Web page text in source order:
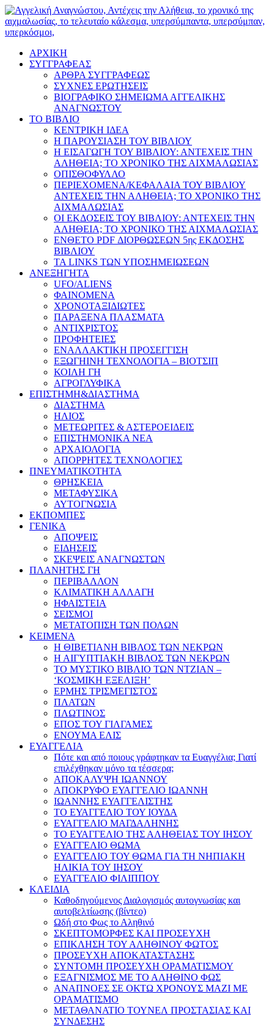
ΑΡΧΙΚΗ
ΣΥΓΓΡΑΦΕΑΣ
ΑΡΘΡΑ ΣΥΓΓΡΑΦΕΩΣ
ΣΥΧΝΕΣ ΕΡΩΤΗΣΕΙΣ
ΒΙΟΓΡΑΦΙΚΟ ΣΗΜΕΙΩΜΑ ΑΓΓΕΛΙΚΗΣ
ΑΝΑΓΝΩΣΤΟΥ
ΤΟ ΒΙΒΛΙΟ
ΚΕΝΤΡΙΚΗ ΙΔΕΑ
Η ΠΑΡΟΥΣΙΑΣΗ ΤΟΥ ΒΙΒΛΙΟΥ
Η ΕΙΣΑΓΩΓΗ ΤΟΥ ΒΙΒΛΙΟΥ: ΑΝΤΕΧΕΙΣ ΤΗΝ
ΑΛΗΘΕΙΑ; ΤΟ ΧΡΟΝΙΚΟ ΤΗΣ ΑΙΧΜΑΛΩΣΙΑΣ
ΟΠΙΣΘΟΦΥΛΛΟ
ΠΕΡΙΕΧΟΜΕΝΑ/ΚΕΦΑΛΑΙΑ ΤΟΥ ΒΙΒΛΙΟΥ
ΑΝΤΕΧΕΙΣ ΤΗΝ ΑΛΗΘΕΙΑ; ΤΟ ΧΡΟΝΙΚΟ ΤΗΣ
ΑΙΧΜΑΛΩΣΙΑΣ
ΟΙ ΕΚΔΟΣΕΙΣ ΤΟΥ ΒΙΒΛΙΟΥ: ΑΝΤΕΧΕΙΣ ΤΗΝ
ΑΛΗΘΕΙΑ; ΤΟ ΧΡΟΝΙΚΟ ΤΗΣ ΑΙΧΜΑΛΩΣΙΑΣ
ΕΝΘΕΤΟ PDF ΔΙΟΡΘΩΣΕΩΝ 5ης ΕΚΔΟΣΗΣ
ΒΙΒΛΙΟΥ
ΤΑ LINKS ΤΩΝ ΥΠΟΣΗΜΕΙΩΣΕΩΝ
ΑΝΕΞΗΓΗΤΑ
UFO/ALIENS
ΦΑΙΝΟΜΕΝΑ
ΧΡΟΝΟΤΑΞΙΔΙΩΤΕΣ
ΠΑΡΑΞΕΝΑ ΠΛΑΣΜΑΤΑ
ΑΝΤΙΧΡΙΣΤΟΣ
ΠΡΟΦΗΤΕΙΕΣ
ΕΝΑΛΛΑΚΤΙΚΗ ΠΡΟΣΕΓΓΙΣΗ
ΕΞΩΓΗΙΝΗ ΤΕΧΝΟΛΟΓΙΑ – ΒΙΟΤΣΙΠ
ΚΟΙΛΗ ΓΗ
ΑΓΡΟΓΛΥΦΙΚΑ
ΕΠΙΣΤΗΜΗ&ΔΙΑΣΤΗΜΑ
ΔΙΑΣΤΗΜΑ
ΗΛΙΟΣ
ΜΕΤΕΩΡΙΤΕΣ & ΑΣΤΕΡΟΕΙΔΕΙΣ
ΕΠΙΣΤΗΜΟΝΙΚΑ ΝΕΑ
ΑΡΧΑΙΟΛΟΓΙΑ
ΑΠΟΡΡΗΤΕΣ ΤΕΧΝΟΛΟΓΙΕΣ
ΠΝΕΥΜΑΤΙΚΟΤΗΤΑ
ΘΡΗΣΚΕΙΑ
ΜΕΤΑΦΥΣΙΚΑ
ΑΥΤΟΓΝΩΣΙΑ
ΕΚΠΟΜΠΕΣ
ΓΕΝΙΚΑ
ΑΠΟΨΕΙΣ
ΕΙΔΗΣΕΙΣ
ΣΚΕΨΕΙΣ ΑΝΑΓΝΩΣΤΩΝ
ΠΛΑΝΗΤΗΣ ΓΗ
ΠΕΡΙΒΑΛΛΟΝ
ΚΛΙΜΑΤΙΚΗ ΑΛΛΑΓΗ
ΗΦΑΙΣΤΕΙΑ
ΣΕΙΣΜΟΙ
ΜΕΤΑΤΟΠΙΣΗ ΤΩΝ ΠΟΛΩΝ
ΚΕΙΜΕΝΑ
Η ΘΙΒΕΤΙΑΝΗ ΒΙΒΛΟΣ ΤΩΝ ΝΕΚΡΩΝ
Η ΑΙΓΥΠΤΙΑΚΗ ΒΙΒΛΟΣ ΤΩΝ ΝΕΚΡΩΝ
ΤΟ ΜΥΣΤΙΚΟ ΒΙΒΛΙΟ ΤΩΝ ΝΤΖΙΑΝ –
‘ΚΟΣΜΙΚΗ ΕΞΕΛΙΞΗ’
ΕΡΜΗΣ ΤΡΙΣΜΕΓΙΣΤΟΣ
ΠΛΑΤΩΝ
ΠΛΩΤΙΝΟΣ
ΕΠΟΣ ΤΟΥ ΓΙΛΓΑΜΕΣ
ΕΝΟΥΜΑ ΕΛΙΣ
ΕΥΑΓΓΕΛΙΑ
Πότε και από ποιους γράφτηκαν τα Ευαγγέλια; Γιατί
επιλέχθηκαν μόνο τα τέσσερα;
ΑΠΟΚΑΛΥΨΗ ΙΩΑΝΝΟΥ
ΑΠΟΚΡΥΦΟ ΕΥΑΓΓΕΛΙΟ ΙΩΑΝΝΗ
ΙΩΑΝΝΗΣ ΕΥΑΓΓΕΛΙΣΤΗΣ
ΤΟ ΕΥΑΓΓΕΛΙΟ ΤΟΥ ΙΟΥΔΑ
ΕΥΑΓΓΕΛΙΟ ΜΑΓΔΑΛΗΝΗΣ
ΤΟ ΕΥΑΓΓΕΛΙΟ ΤΗΣ ΑΛΗΘΕΙΑΣ ΤΟΥ ΙΗΣΟΥ
ΕΥΑΓΓΕΛΙΟ ΘΩΜΑ
ΕΥΑΓΓΕΛΙΟ ΤΟΥ ΘΩΜΑ ΓΙΑ ΤΗ ΝΗΠΙΑΚΗ
ΗΛΙΚΙΑ ΤΟΥ ΙΗΣΟΥ
ΕΥΑΓΓΕΛΙΟ ΦΙΛΙΠΠΟΥ
ΚΛΕΙΔΙΑ
Καθοδηγούμενος Διαλογισμός αυτογνωσίας και
αυτοβελτίωσης (βίντεο)
Ωδή στο Φως το Αληθινό
ΣΚΕΠΤΟΜΟΡΦΕΣ ΚΑΙ ΠΡΟΣΕΥΧΗ
ΕΠΙΚΛΗΣΗ ΤΟΥ ΑΛΗΘΙΝΟΥ ΦΩΤΟΣ
ΠΡΟΣΕΥΧΗ ΑΠΟΚΑΤΑΣΤΑΣΗΣ
ΣΥΝΤΟΜΗ ΠΡΟΣΕΥΧΗ ΟΡΑΜΑΤΙΣΜΟΥ
ΕΞΑΓΝΙΣΜΟΣ ΜΕ ΤΟ ΑΛΗΘΙΝΟ ΦΩΣ
ΑΝΑΠΝΟΕΣ ΣΕ ΟΚΤΩ ΧΡΟΝΟΥΣ ΜΑΖΙ ΜΕ
ΟΡΑΜΑΤΙΣΜΟ
ΜΕΤΑΘΑΝΑΤΙΟ ΤΟΥΝΕΛ ΠΡΟΣΤΑΣΙΑΣ ΚΑΙ
ΣΥΝΔΕΣΗΣ